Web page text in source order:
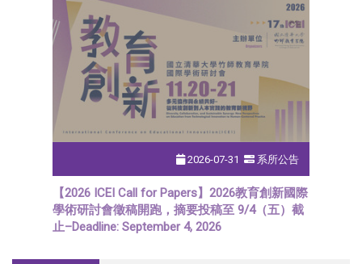
2026-07-31 系所公告
【2026 ICEI Call for Papers】2026教育創新國際
學術研討會徵稿開跑，摘要投稿至 9/4（五）截
止–Deadline: September 4, 2026